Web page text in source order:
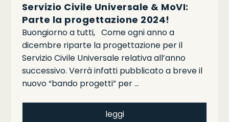
Servizio Civile Universale & MoVI:
Parte la progettazione 2024!
Buongiorno a tutti, Come ogni anno a
dicembre riparte la progettazione per il
Servizio Civile Universale relativa all’anno
successivo. Verrà infatti pubblicato a breve il
nuovo “bando progetti” per …
leggi